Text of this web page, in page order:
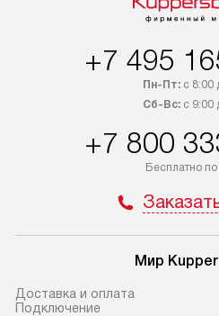
+7 495
Пн-Пт:с 8:00
Сб-Вс:с 9:00
+7 800
Бесплатно
Мир
Доставка и оплата
Подключение